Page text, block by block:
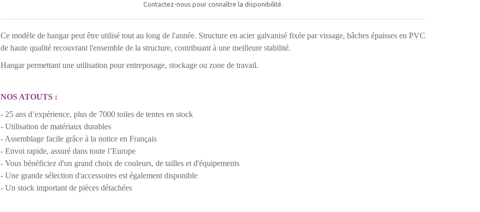
Contactez-nous pour connaître la disponibilité.
Ce modèle de hangar peut être utilisé tout au long de l'année. Structure en acier galvanisé fixée par vissage, bâches épaisses en PVC
de haute qualité recouvrant l'ensemble de la structure, contribuant à une meilleure stabilité.
Hangar permettant une utilisation pour entreposage, stockage ou zone de travail.
NOS ATOUTS :
- 25 ans d’expérience, plus de 7000 toiles de tentes en stock
- Utilisation de matériaux durables
- Assemblage facile grâce à la notice en Français
- Envoi rapide, assuré dans toute l’Europe
- Vous bénéficiez d'un grand choix de couleurs, de tailles et d'équipements
- Une grande sélection d'accessoires est également disponible
- Un stock important de pièces détachées